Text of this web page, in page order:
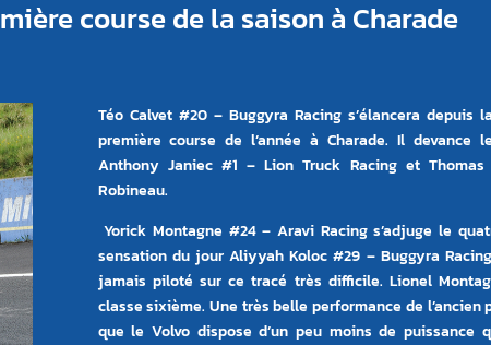
course de la saison à Charade
Téo Calvet #20 – Buggyra Racing s’élancera depuis
première course de l’année à Charade. Il devance
Anthony Janiec #1 – Lion Truck Racing et
Robineau.
Yorick Montagne #24 – Aravi Racing s’adjuge le
sensation du jour Aliyyah Koloc #29 – Buggyra
jamais piloté sur ce tracé très difficile. Lionel
classe sixième. Une très belle performance de l’ancien
que le Volvo dispose d’un peu moins de puissance